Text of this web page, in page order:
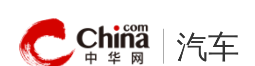
汽车